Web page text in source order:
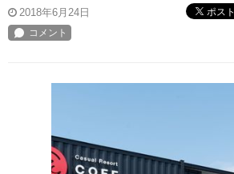
2018年6月24日 ポスト